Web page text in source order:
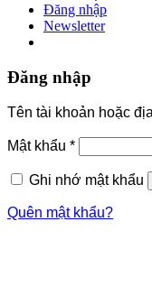
Đăng nhập
Newsletter
Đăng nhập
Tên tài khoản hoặc
Mật khẩu *
Ghi nhớ mật khẩu
Quên mật khẩu?